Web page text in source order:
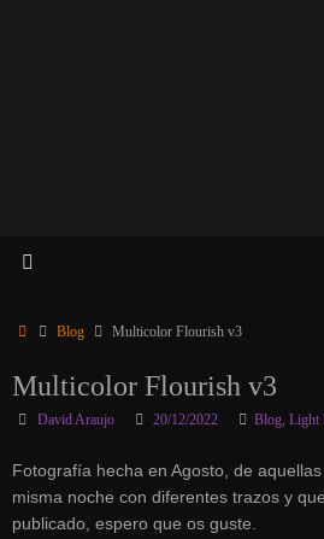
InicioBlog Multicolor Flourish v3
Multicolor Flourish v3
David Araujo 20/12/2022 Blog, Light
Fotografía hecha en Agosto, de
misma noche con diferentes trazos y
publicado, espero que os guste.